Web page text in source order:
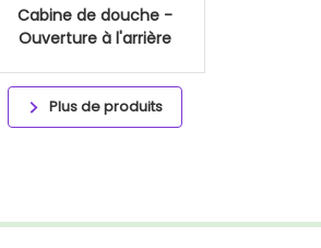
Cabine de douche -
Ouverture à l'arrière
Plus de produits